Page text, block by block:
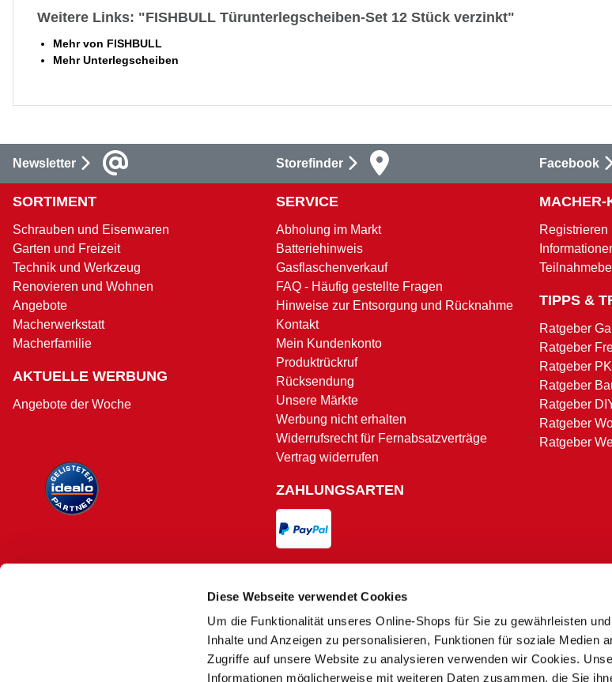
Diese Webseite verwendet Cookies
Um die Funktionalität unseres Online-Shops für Sie zu gewährleisten
Inhalte und Anzeigen zu personalisieren, Funktionen für soziale Medien
Zugriffe auf unsere Website zu analysieren verwenden wir Cookies.
Informationen möglicherweise mit weiteren Daten zusammen, die Sie
Weitere Links: "FISHBULL Türunterlegscheiben-Set 12 Stück verzinkt"
Mehr von FISHBULL
Mehr Unterlegscheiben
Newsletter Storefinder Facebook
SORTIMENT
Schrauben und Eisenwaren
Garten und Freizeit
Technik und Werkzeug
Renovieren und Wohnen
Angebote
Macherwerkstatt
Macherfamilie
AKTUELLE WERBUNG
Angebote der Woche
SERVICE
Abholung im Markt
Batteriehinweis
Gasflaschenverkauf
FAQ - Häufig gestellte Fragen
Hinweise zur Entsorgung und Rücknahme
Kontakt
Mein Kundenkonto
Produktrückruf
Rücksendung
Unsere Märkte
Werbung nicht erhalten
Widerrufsrecht für Fernabsatzverträge
Vertrag widerrufen
ZAHLUNGSARTEN
Versand und Zahlungsbedingungen
MACHER-
Registrieren
TIPPS &
Ratgeber
Ratgeber
Ratgeber
Ratgeber
Ratgeber
Ratgeber
Ratgeber